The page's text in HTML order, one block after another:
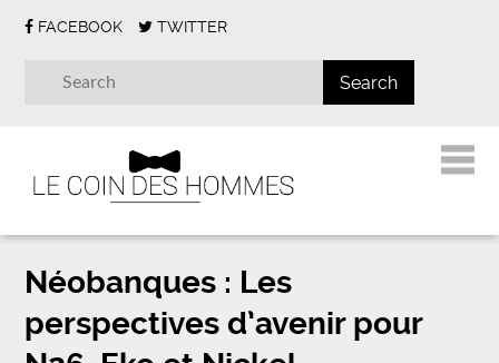
FACEBOOK TWITTER
Néobanques : Les
perspectives d’avenir pour